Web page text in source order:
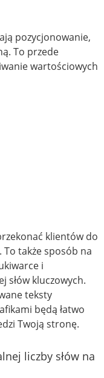
pozycjonowanie,
To przede
wartościowych
klientów do
także sposób na
i
słów kluczowych.
teksty
będą łatwo
Twoją stronę.
liczby słów na